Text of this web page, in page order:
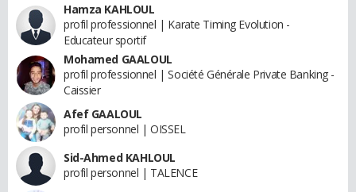
Hamza KAHLOUL
profil professionnel | Karate Timing Evolution -
Educateur sportif
Mohamed GAALOUL
profil professionnel | Société Générale Private Banking -
Caissier
Afef GAALOUL
profil personnel | OISSEL
Sid-Ahmed KAHLOUL
profil personnel | TALENCE